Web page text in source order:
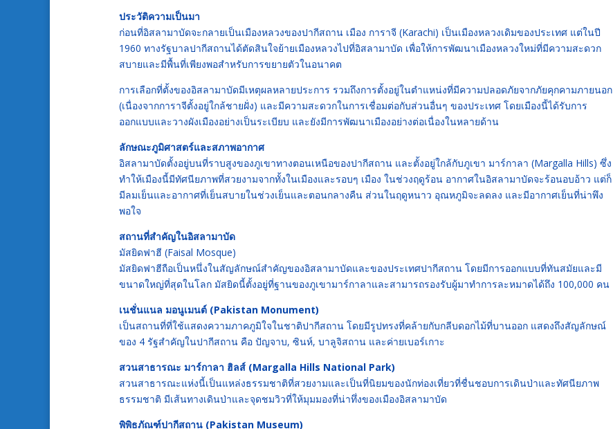
ประวัติความเป็นมา
ก่อนที่อิสลามาบัดจะกลายเป็นเมืองหลวงของปากีสถาน เมือง การาจี (Karachi) เป็นเมืองหลวงเดิมของประเทศ แต่ในปี
1960 ทางรัฐบาลปากีสถานได้ตัดสินใจย้ายเมืองหลวงไปที่อิสลามาบัด เพื่อให้การพัฒนาเมืองหลวงใหม่ที่มีความสะดวก
สบายและมีพื้นที่เพียงพอสำหรับการขยายตัวในอนาคต
การเลือกที่ตั้งของอิสลามาบัดมีเหตุผลหลายประการ รวมถึงการตั้งอยู่ในตำแหน่งที่มีความปลอดภัยจากภัยคุกคามภายนอก
(เนื่องจากการาจีตั้งอยู่ใกล้ชายฝั่ง) และมีความสะดวกในการเชื่อมต่อกับส่วนอื่นๆ ของประเทศ โดยเมืองนี้ได้รับการ
ออกแบบและวางผังเมืองอย่างเป็นระเบียบ และยังมีการพัฒนาเมืองอย่างต่อเนื่องในหลายด้าน
ลักษณะภูมิศาสตร์และสภาพอากาศ
อิสลามาบัดตั้งอยู่บนที่ราบสูงของภูเขาทางตอนเหนือของปากีสถาน และตั้งอยู่ใกล้กับภูเขา มาร์กาลา (Margalla Hills) ซึ่ง
ทำให้เมืองนี้มีทัศนียภาพที่สวยงามจากทั้งในเมืองและรอบๆ เมือง ในช่วงฤดูร้อน อากาศในอิสลามาบัดจะร้อนอบอ้าว แต่ก็
มีลมเย็นและอากาศที่เย็นสบายในช่วงเย็นและตอนกลางคืน ส่วนในฤดูหนาว อุณหภูมิจะลดลง และมีอากาศเย็นที่น่าพึง
พอใจ
สถานที่สำคัญในอิสลามาบัด
มัสยิดฟาฮี (Faisal Mosque)
มัสยิดฟาฮีถือเป็นหนึ่งในสัญลักษณ์สำคัญของอิสลามาบัดและของประเทศปากีสถาน โดยมีการออกแบบที่ทันสมัยและมี
ขนาดใหญ่ที่สุดในโลก มัสยิดนี้ตั้งอยู่ที่ฐานของภูเขามาร์กาลาและสามารถรองรับผู้มาทำการละหมาดได้ถึง 100,000 คน
เนชั่นแนล มอนูเมนต์ (Pakistan Monument)
เป็นสถานที่ที่ใช้แสดงความภาคภูมิใจในชาติปากีสถาน โดยมีรูปทรงที่คล้ายกับกลีบดอกไม้ที่บานออก แสดงถึงสัญลักษณ์
ของ 4 รัฐสำคัญในปากีสถาน คือ ปัญจาบ, ซินห์, บาลูจิสถาน และค่ายเบอร์เกาะ
สวนสาธารณะ มาร์กาลา ฮิลส์ (Margalla Hills National Park)
สวนสาธารณะแห่งนี้เป็นแหล่งธรรมชาติที่สวยงามและเป็นที่นิยมของนักท่องเที่ยวที่ชื่นชอบการเดินป่าและทัศนียภาพ
ธรรมชาติ มีเส้นทางเดินป่าและจุดชมวิวที่ให้มุมมองที่น่าทึ่งของเมืองอิสลามาบัด
พิพิธภัณฑ์ปากีสถาน (Pakistan Museum)